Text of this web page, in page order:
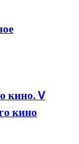
кино. V
кино